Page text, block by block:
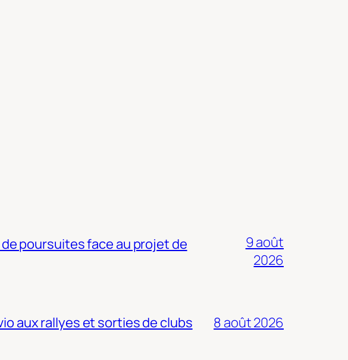
poursuites face au projet de
9 août
2026
aux rallyes et sorties de clubs 8 août 2026